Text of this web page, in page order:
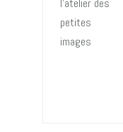
l’atelier des
petites
images